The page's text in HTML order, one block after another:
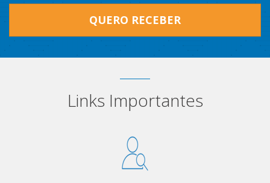
QUERO RECEBER
Links Importantes